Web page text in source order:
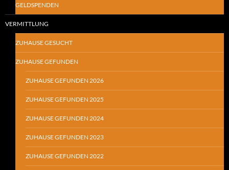
GELDSPENDEN
VERMITTLUNG
ZUHAUSE GESUCHT
ZUHAUSE GEFUNDEN
ZUHAUSE GEFUNDEN 2026
ZUHAUSE GEFUNDEN 2025
ZUHAUSE GEFUNDEN 2024
ZUHAUSE GEFUNDEN 2023
ZUHAUSE GEFUNDEN 2022